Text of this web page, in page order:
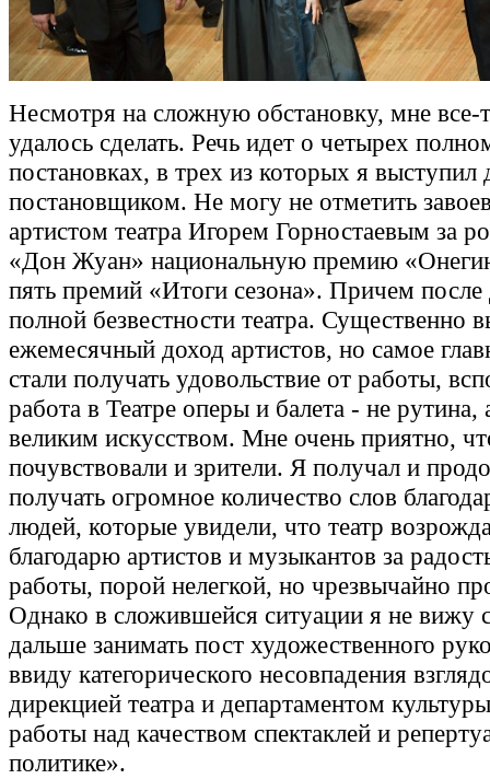
Несмотря на сложную обстановку, мне все-
удалось сделать. Речь идет о четырех
постановках, в трех из которых я
постановщиком. Не могу не отметить
артистом театра Игорем Горностаевым за
«Дон Жуан» национальную премию
пять премий «Итоги сезона». Причем после
полной безвестности театра. Существенно
ежемесячный доход артистов, но самое
стали получать удовольствие от работы,
работа в Театре оперы и балета - не рутина,
великим искусством. Мне очень приятно,
почувствовали и зрители. Я получал и
получать огромное количество слов
людей, которые увидели, что театр
благодарю артистов и музыкантов за
работы, порой нелегкой, но чрезвычайно
Однако в сложившейся ситуации я не вижу
дальше занимать пост художественного
ввиду категорического несовпадения
дирекцией театра и департаментом
работы над качеством спектаклей и
политике».